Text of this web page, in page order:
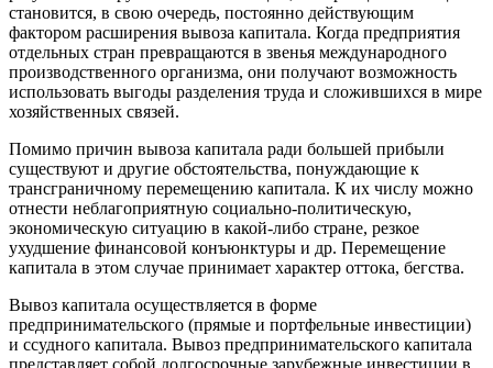
становится, в свою очередь, постоянно действующим
фактором расширения вывоза капитала. Когда предприятия
отдельных стран превращаются в звенья международного
производственного организма, они получают возможность
использовать выгоды разделения труда и сложившихся в мире
хозяйственных связей.
Помимо причин вывоза капитала ради большей прибыли
существуют и другие обстоятельства, понуждающие к
трансграничному перемещению капитала. К их числу можно
отнести неблагоприятную социально-политическую,
экономическую ситуацию в какой-либо стране, резкое
ухудшение финансовой конъюнктуры и др. Перемещение
капитала в этом случае принимает характер оттока, бегства.
Вывоз капитала осуществляется в форме
предпринимательского (прямые и портфельные инвестиции)
и ссудного капитала. Вывоз предпринимательского капитала
представляет собой долгосрочные зарубежные инвестиции в